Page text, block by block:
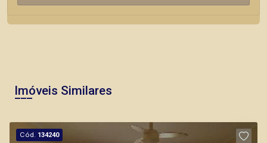
Imóveis Similares
Cód. 134240